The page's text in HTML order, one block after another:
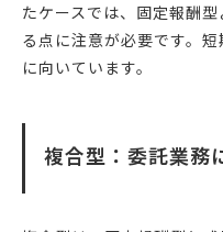
たケースでは、固定報酬
る点に注意が必要です。
に向いています。
複合型：委託業務